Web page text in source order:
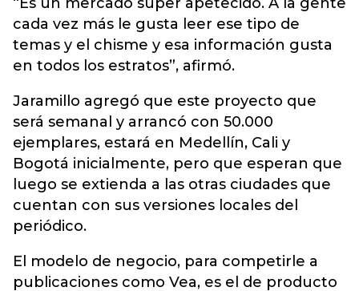
cada vez más le gusta leer ese tipo de
temas y el chisme y esa información gusta
en todos los estratos”, afirmó.
Jaramillo agregó que este proyecto que
será semanal y arrancó con 50.000
ejemplares, estará en Medellín, Cali y
Bogotá inicialmente, pero que esperan que
luego se extienda a las otras ciudades que
cuentan con sus versiones locales del
periódico.
El modelo de negocio, para competirle a
publicaciones como Vea, es el de producto